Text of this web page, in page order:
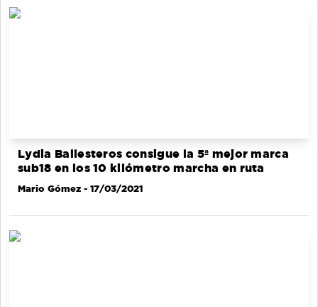
Lydia Ballesteros consigue la 5ª mejor marca
sub18 en los 10 kilómetro marcha en ruta
Mario Gómez - 17/03/2021